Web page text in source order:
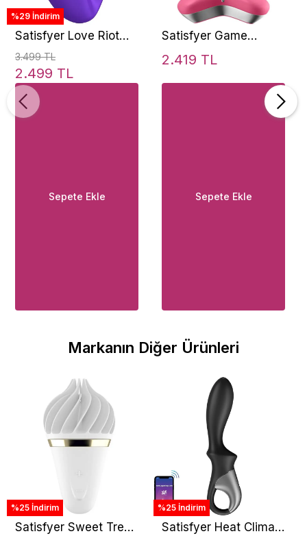
%29 İndirim
Satisfyer Love Riot
Finger Vibrator
3.499 TL
2.499 TL
Sepete Ekle
Satisfyer Game
Changer Genderless
Vibrator
2.419 TL
Sepete Ekle
Markanın Diğer Ürünleri
%25 İndirim
Satisfyer Sweet Treat
%25 İndirim
Satisfyer Heat Climax